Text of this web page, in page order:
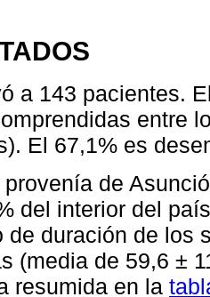
a 143 pacientes.
entre
El 67,1% es
provenía de
del interior del
de duración de los
(media de 59,6 ±
resumida en la